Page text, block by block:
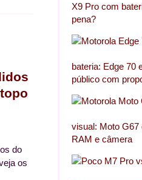
do
os
X9 Pro com
pena?
bateria: Edge 70
público com
visual: Moto G67
RAM e câmera